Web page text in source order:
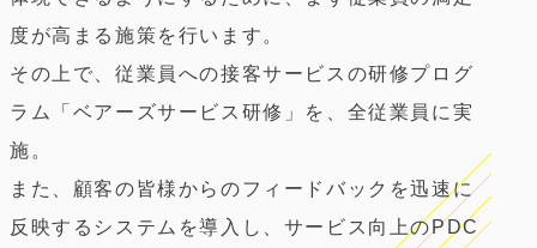
度が高まる施策を行います。
その上で、従業員への接客サービスの研修プログ
ラム「ベアーズサービス研修」を、全従業員に実
施。
また、顧客の皆様からのフィードバックを迅速に
反映するシステムを導入し、サービス向上のPDC